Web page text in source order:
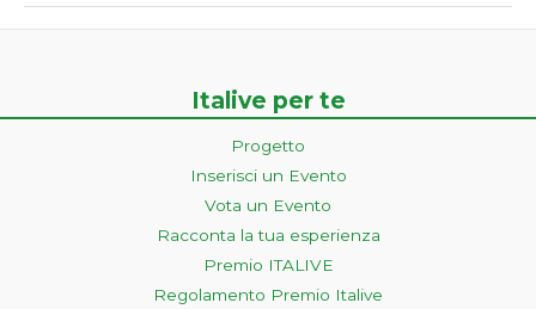
Italive per te
Progetto
Inserisci un Evento
Vota un Evento
Racconta la tua esperienza
Premio ITALIVE
Regolamento Premio Italive